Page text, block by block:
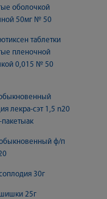
оболочкой
50мг № 50
таблетки
пленочной
0,015 № 50
лекра-сэт 1,5 n20
пакетыак
ф/п
30г
25г